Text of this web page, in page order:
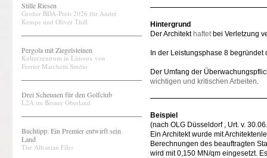
Stille Riesen
Großer BDA-Preis 2026 für André
Kempe und Oliver Thill
Pergola mit Ziegelsteinen
Kulturzentrum in Limoux von
Ferrier Marchetti Studio
Drei Scheunen für den Golfclub
L2A im Berner Oberland
Buchtipp: Ein Premier entwirft sein
Land
The Albanian Files
Hintergrund
Der Architekt haftetbei Verletzung
In der Leistungsphase 8
Der Umfang der
wichtigen und kritischen Arbeiten.
Beispiel
(nach OLG Düsseldorf , Urt. v.
Ein Architekt wurde mit
Berechnungen des beauftragten
wird mit 0,150 MN/qm eingesetzt.